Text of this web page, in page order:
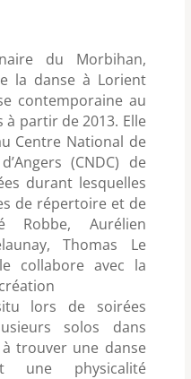
du Morbihan,
la danse à Lorient
contemporaine au
partir de 2013. Elle
Centre National de
(CNDC) de
durant lesquelles
de répertoire et de
Robbe, Aurélien
Thomas Le
collabore avec la
lors de soirées
solos dans
à trouver une danse
une physicalité